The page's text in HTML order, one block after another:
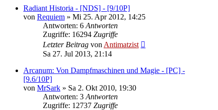
Radiant Historia - [NDS] - [9/10P]
von Requiem » Mi 25. Apr 2012, 14:25
Antworten: 6 Antworten
Zugriffe: 16294 Zugriffe
Letzter Beitrag von Antimatzist
Sa 27. Jul 2013, 21:14
Arcanum: Von Dampfmaschinen und Magie - [PC] -
[9.6/10P]
von MrSark » Sa 2. Okt 2010, 19:30
Antworten: 3 Antworten
Zugriffe: 12737 Zugriffe